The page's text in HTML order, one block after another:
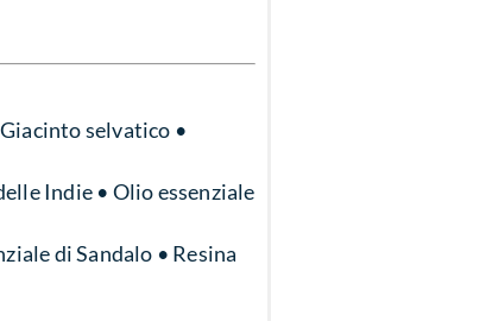
selvatico •
Indie • Olio essenziale
di Sandalo • Resina